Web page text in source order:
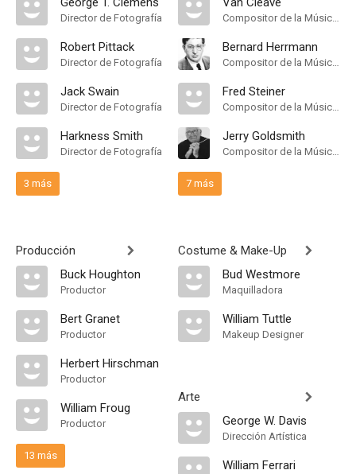
Director de Fotografía
Robert Pittack
Director de Fotografía
Jack Swain
Director de Fotografía
Harkness Smith
Director de Fotografía
3 más
Producción
Buck Houghton
Productor
Bert Granet
Productor
Herbert Hirschman
Productor
William Froug
Productor
13 más
Compositor de la Música Original
Bernard Herrmann
Compositor de la Música Original
Fred Steiner
Compositor de la Música Original
Jerry Goldsmith
Compositor de la Música Original
7 más
Costume & Make-Up
Bud Westmore
Maquilladora
William Tuttle
Makeup Designer
Arte
George W. Davis
Dirección Artística
William Ferrari